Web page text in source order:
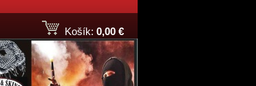
Košík: 0,00 €